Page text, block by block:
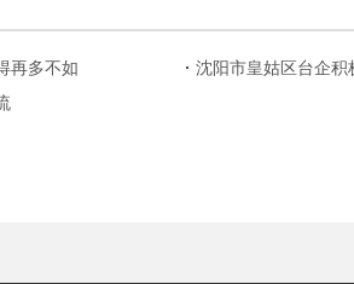
再多不如
沈阳市皇姑区台企